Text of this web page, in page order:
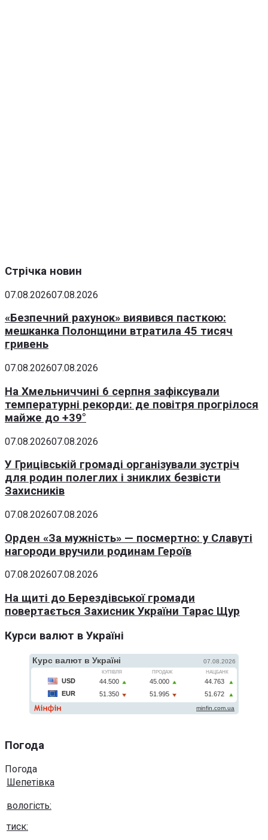
Стрічка новин
07.08.202607.08.2026
«Безпечний рахунок» виявився пасткою:
мешканка Полонщини втратила 45 тисяч
гривень
07.08.202607.08.2026
На Хмельниччині 6 серпня зафіксували
температурні рекорди: де повітря прогрілося
майже до +39°
07.08.202607.08.2026
У Грицівській громаді організували зустріч
для родин полеглих і зниклих безвісти
Захисників
07.08.202607.08.2026
Орден «За мужність» — посмертно: у Славуті
нагороди вручили родинам Героїв
07.08.202607.08.2026
На щиті до Берездівської громади
повертається Захисник України Тарас Щур
Курси валют в Україні
Погода
Погода
Шепетівка
вологість:
тиск: